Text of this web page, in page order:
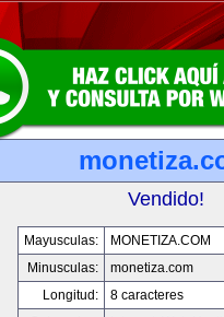
Vendido!
Mayusculas:
MONETIZA.COM
Minusculas:
monetiza.com
Longitud:
8 caracteres